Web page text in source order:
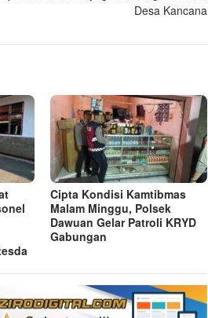
Desa Kancana
Cipta Kondisi Kamtibmas
Malam Minggu, Polsek
Dawuan Gelar Patroli KRYD
Gabungan